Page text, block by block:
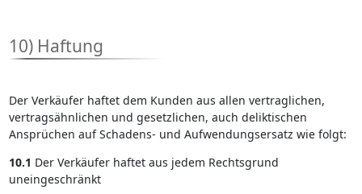
10) Haftung
Der Verkäufer haftet dem Kunden aus allen vertraglichen,
vertragsähnlichen und gesetzlichen, auch deliktischen
Ansprüchen auf Schadens- und Aufwendungsersatz wie folgt:
10.1 Der Verkäufer haftet aus jedem Rechtsgrund
uneingeschränkt